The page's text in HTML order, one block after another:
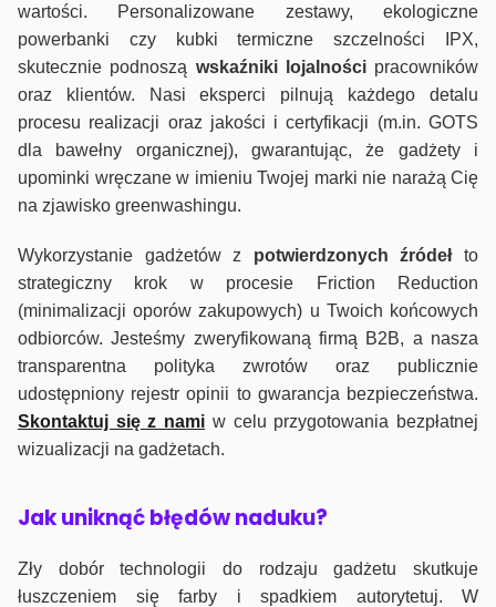
wartości. Personalizowane zestawy, ekologiczne
powerbanki czy kubki termiczne szczelności IPX,
skutecznie podnoszą wskaźniki lojalnościpracowników
oraz klientów. Nasi eksperci pilnują każdego detalu
procesu realizacji oraz jakości i certyfikacji (m.in. GOTS
dla bawełny organicznej), gwarantując, że gadżety i
upominki wręczane w imieniu Twojej marki nie narażą Cię
na zjawisko greenwashingu.
Wykorzystanie gadżetów z potwierdzonych źródełto
strategiczny krok w procesie Friction Reduction
(minimalizacji oporów zakupowych) u Twoich końcowych
odbiorców. Jesteśmy zweryfikowaną firmą B2B, a nasza
transparentna polityka zwrotów oraz publicznie
udostępniony rejestr opinii to gwarancja bezpieczeństwa.
Skontaktuj się z nami w celu przygotowania bezpłatnej
wizualizacji na gadżetach.
Jak uniknąć błędów naduku?
Zły dobór technologii do rodzaju gadżetu skutkuje
łuszczeniem się farby i spadkiem autorytetuj. W